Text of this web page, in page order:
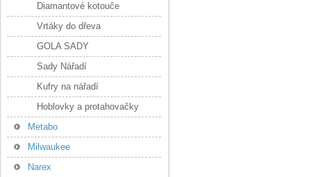
Diamantové kotouče
Vrtáky do dřeva
GOLA SADY
Sady Nářadí
Kufry na nářadí
Hoblovky a protahovačky
Metabo
Milwaukee
Narex